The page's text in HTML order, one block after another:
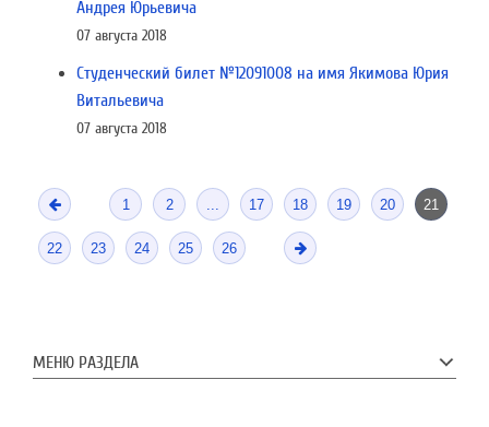
Андрея Юрьевича
07 августа 2018
Студенческий билет №12091008 на имя Якимова Юрия
Витальевича
07 августа 2018
1 2 17 18 19 20 21
22 23 24 25 26
МЕНЮ РАЗДЕЛА